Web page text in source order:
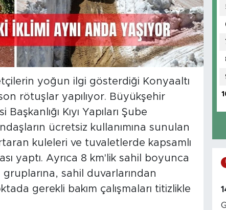
yoğun ilgi gösterdiği Konyaaltı
rötuşlar yapılıyor. Büyükşehir
Kıyı Yapıları Şube
ücretsiz kullanımına sunulan
kuleleri ve tuvaletlerde kapsamlı
yaptı. Ayrıca 8 km'lik sahil boyunca
sahil duvarlarından
gerekli bakım çalışmaları titizlikle